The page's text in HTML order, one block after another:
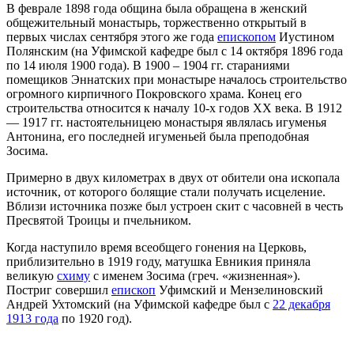
В феврале 1898 года община была обращена в женский
общежительный монастырь, торжественно открытый в
первых числах сентября этого же года епископом Иустином
Полянским (на Уфимской кафедре был с 14 октября 1896 года
по 14 июля 1900 года). В 1900 – 1904 гг. стараниями
помещиков Эннатских при монастыре началось строительство
огромного кирпичного Покровского храма. Конец его
строительства относится к началу 10-х годов XX века. В 1912
— 1917 гг. настоятельницею монастыря являлась игуменья
Антонина, его последней игуменьей была преподобная
Зосима.
Примерно в двух километрах в двух от обители она ископала
источник, от которого болящие стали получать исцеление.
Вблизи источника позже был устроен скит с часовней в честь
Пресвятой Троицы и пчельником.
Когда наступило время всеобщего гонения на Церковь,
приблизительно в 1919 году, матушка Евникия приняла
великую схиму с именем Зосима (греч. «жизненная»).
Постриг совершил епископ Уфимский и Мензелиновский
Андрей Ухтомский (на Уфимской кафедре был с 22 декабря
1913 года по 1920 год).